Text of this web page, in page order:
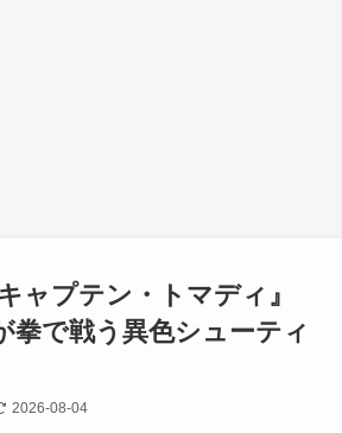
ャプテン・トマディ』
拳で戦う異色シューティ
2026-08-04